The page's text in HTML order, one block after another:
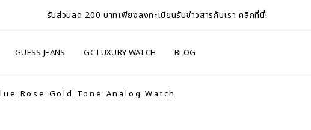
รับส่วนลด 200 บาทเพียงลงทะเบียนรับข่าวสารกับเราคลิกที่นี่!
GUESS JEANS GC LUXURY WATCH BLOG
Rose Gold Tone Analog Watch